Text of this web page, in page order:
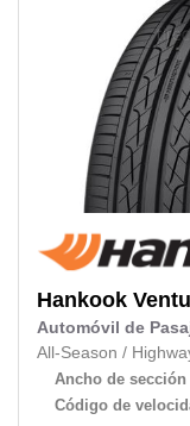
Hankook
Automóvil de
All-Season /
Ancho de sección
Código de